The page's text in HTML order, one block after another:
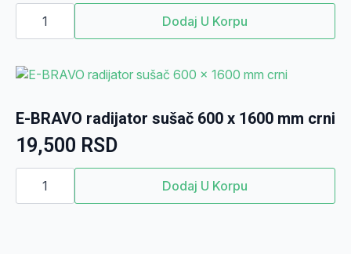
ON/OFF
grejač
za
W
beli
Dodaj U Korpu
E-BRAVO radijator sušač 600 x 1600 mm crni
19,500 RSD
E-
BRAVO
radijator
Dodaj U Korpu